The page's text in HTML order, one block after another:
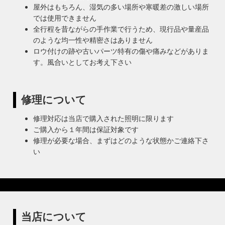
屋外はもちろん、湿気の多い場所や寒暖差の激しい場所
では使用できません
全行程を昔ながらの手作業で行うため、現行品や量産品
のような均一性や精密さはありません
ロウ付けの跡や古いパーツ特有の傷や痛みなどがありま
す。風合いとしてお考え下さい
修理について
修理対応は当店で購入された照明に限ります
ご購入から１年間は保証対象です
修理が必要な場合、まずはどのような状態かご連絡下さ
い
当店について